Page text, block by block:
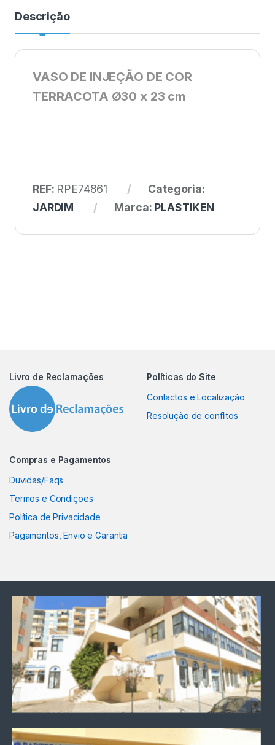
Descrição
VASO DE INJEÇÃO DE COR
TERRACOTA Ø30 x 23 cm
REF: RPE74861
Categoria:
JARDIM
Marca: PLASTIKEN
Livro de Reclamações
Políticas do Site
Contactos e Localização
Resolução de conflitos
Compras e Pagamentos
Duvidas/Faqs
Termos e Condiçoes
Política de Privacidade
Pagamentos, Envio e Garantia